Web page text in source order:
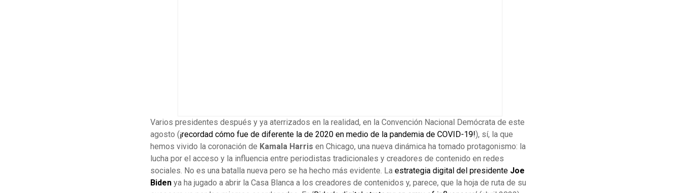
Varios presidentes después y ya aterrizados en la realidad, en la Convención Nacional Demócrata de este
agosto (¡recordad cómo fue de diferente la de 2020 en medio de la pandemia de COVID-19!), sí, la que
hemos vivido la coronación de Kamala Harris en Chicago, una nueva dinámica ha tomado protagonismo: la
lucha por el acceso y la influencia entre periodistas tradicionales y creadores de contenido en redes
sociales. No es una batalla nueva pero se ha hecho más evidente. La estrategia digital del presidente Joe
Biden ya ha jugado a abrir la Casa Blanca a los creadores de contenidos y, parece, que la hoja de ruta de su